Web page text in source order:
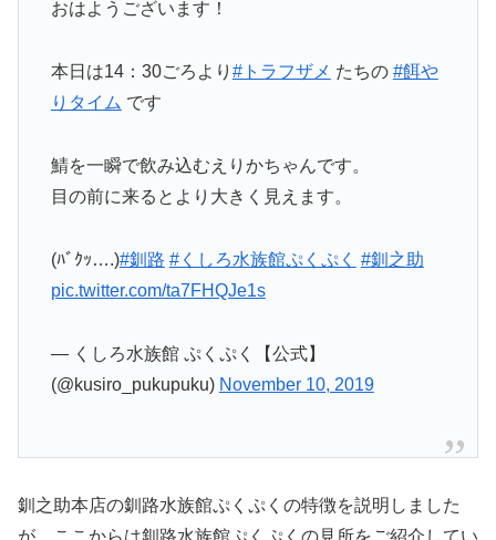
おはようございます！
本日は14：30ごろより #トラフザメ たちの #餌や
りタイム です
鯖を一瞬で飲み込むえりかちゃんです。
目の前に来るとより大きく見えます。
(ﾊﾞｸｯ….)#釧路 #くしろ水族館ぷくぷく #釧之助
pic.twitter.com/ta7FHQJe1s
— くしろ水族館 ぷくぷく【公式】
(@kusiro_pukupuku) November 10, 2019
釧之助本店の釧路水族館ぷくぷくの特徴を説明しました
が、ここからは釧路水族館ぷくぷくの見所をご紹介してい